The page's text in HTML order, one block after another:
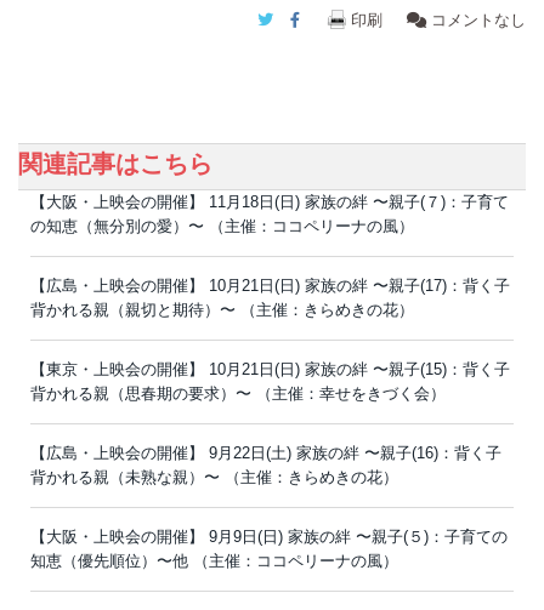
Twitter
Facebook
印刷 コメントなし
関連記事はこちら
【大阪・上映会の開催】 11月18日(日) 家族の絆 〜親子(７)：子育て
の知恵（無分別の愛）〜 （主催：ココペリーナの風）
【広島・上映会の開催】 10月21日(日) 家族の絆 〜親子(17)：背く子
背かれる親（親切と期待）〜 （主催：きらめきの花）
【東京・上映会の開催】 10月21日(日) 家族の絆 〜親子(15)：背く子
背かれる親（思春期の要求）〜 （主催：幸せをきづく会）
【広島・上映会の開催】 9月22日(土) 家族の絆 〜親子(16)：背く子
背かれる親（未熟な親）〜 （主催：きらめきの花）
【大阪・上映会の開催】 9月9日(日) 家族の絆 〜親子(５)：子育ての
知恵（優先順位）〜他 （主催：ココペリーナの風）